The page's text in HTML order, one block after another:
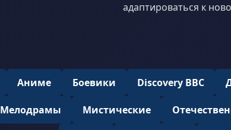
адаптироваться к
Аниме Боевики Discovery BBC
Мелодрамы Мистические